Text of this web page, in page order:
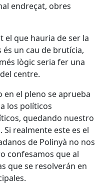
endreçat, obres
que hauria de ser la
és un cau de brutícia,
lògic seria fer una
centre.
en el pleno se aprueba
los políticos
quedando nuestro
realmente este es el
de Polinyà no nos
confesamos que al
que se resolverán en